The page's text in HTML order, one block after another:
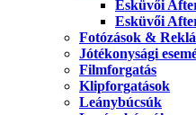
Esküvői
Esküvői
Fotózások &
Jótékonysági
Filmforgatás
Klipforgatások
Leánybúcsúk